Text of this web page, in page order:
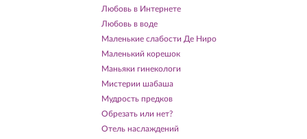
Любовь в Интернете
Любовь в воде
Маленькие слабости Де Ниро
Маленький корешок
Маньяки гинекологи
Мистерии шабаша
Мудрость предков
Обрезать или нет?
Отель наслаждений